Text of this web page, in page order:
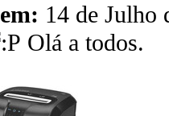
em: 14 de Julho
Olá a todos.